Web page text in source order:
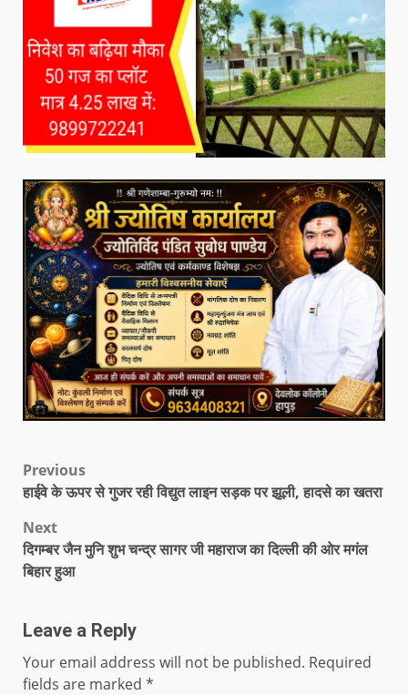
Previous
हाईवे के ऊपर से गुजर रही विद्युत लाइन सड़क पर झूली, हादसे का खतरा
Next
दिगम्बर जैन मुनि शुभ चन्द्र सागर जी महाराज का दिल्ली की ओर मगंल
बिहार हुआ
Leave a Reply
Your email address will not be published. Required
fields are marked *